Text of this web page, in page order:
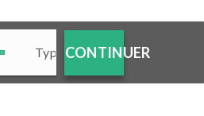
CONTINUER